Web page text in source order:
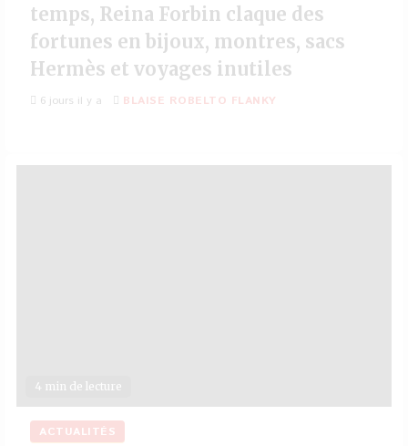
temps, Reina Forbin claque des
fortunes en bijoux, montres, sacs
Hermès et voyages inutiles
6 jours il y a BLAISE ROBELTO FLANKY
4 min de lecture
ACTUALITÉS